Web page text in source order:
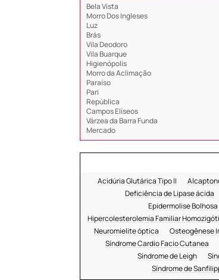
Bela Vista
Morro Dos Ingleses
Luz
Brás
Vila Deodoro
Vila Buarque
Higienópolis
Morro da Aclimação
Paraíso
Pari
República
Campos Elíseos
Várzea da Barra Funda
Mercado
Acidúria Glutárica Tipo II
Deficiência de Lipase ácida
Epidermolise
Hipercolesterolemia Familiar
Neuromielite óptica
Osteogênese
Síndrome Cardio Facio Cutanea
Síndrome de Leigh
Síndrome de